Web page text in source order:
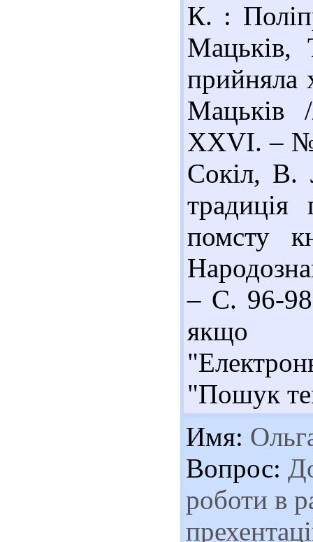
К. :
Мацьків,
прийняла
Мацьків
XXVI. – №
Сокіл, В.
традиція
помсту
– С. 96-
якщо
"Пошук
Имя:
Вопрос:
роботи в